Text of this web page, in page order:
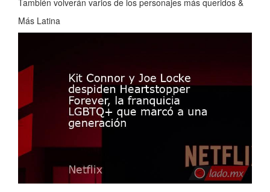
También volverán varios de los personajes más queridos &
Más Latina